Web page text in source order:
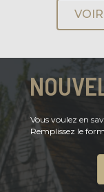
Vous voulez en
Remplissez le